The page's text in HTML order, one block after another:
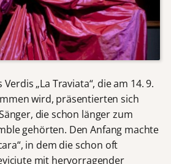
„La Traviata“, die am 14. 9.
wird, präsentierten sich
die schon länger zum
gehörten. Den Anfang machte
in dem die schon oft
mit hervorragender